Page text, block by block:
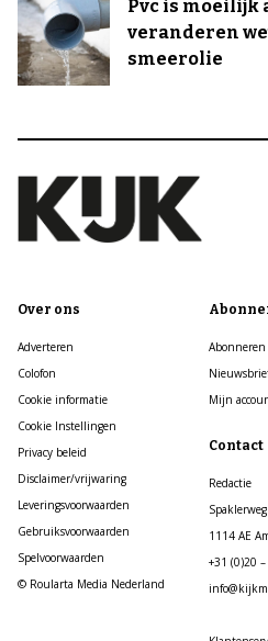
Pvc is moeilijk
veranderen
smeerolie
Over ons
Adverteren
Colofon
Cookie informatie
Cookie Instellingen
Privacy beleid
Disclaimer/vrijwaring
Leveringsvoorwaarden
Gebruiksvoorwaarden
Spelvoorwaarden
© Roularta Media Nederland
Abonneren
Mijn
Contact
Redactie
1114 AE
+31 (0)20